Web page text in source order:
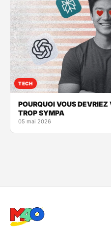
TECH
POURQUOI VOUS
TROP SYMPA
05 mai 2026